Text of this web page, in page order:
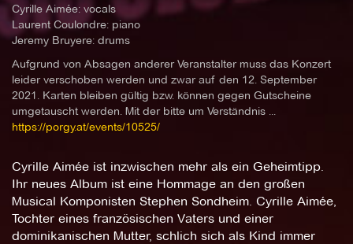
Cyrille Aimée: vocals
Laurent Coulondre: piano
Jeremy Bruyere: drums
Aufgrund von Absagen anderer Veranstalter muss das Konzert
leider verschoben werden und zwar auf den 12. September
2021. Karten bleiben gültig bzw. können gegen Gutscheine
umgetauscht werden. Mit der bitte um Verständnis ...
https://porgy.at/events/10525/
Cyrille Aimée ist inzwischen mehr als ein Geheimtipp.
Ihr neues Album ist eine Hommage an den großen
Musical Komponisten Stephen Sondheim. Cyrille Aimée,
Tochter eines französischen Vaters und einer
dominikanischen Mutter, schlich sich als Kind immer